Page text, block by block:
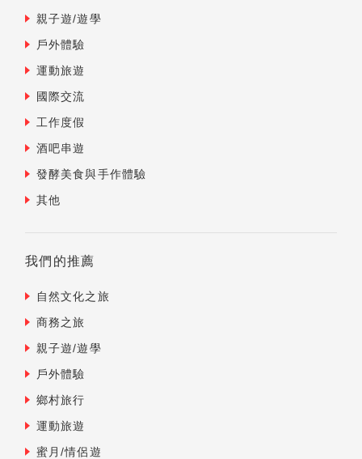
親子遊/遊學
戶外體驗
運動旅遊
國際交流
工作度假
酒吧串遊
發酵美食與手作體驗
其他
我們的推薦
自然文化之旅
商務之旅
親子遊/遊學
戶外體驗
鄉村旅行
運動旅遊
蜜月/情侶遊